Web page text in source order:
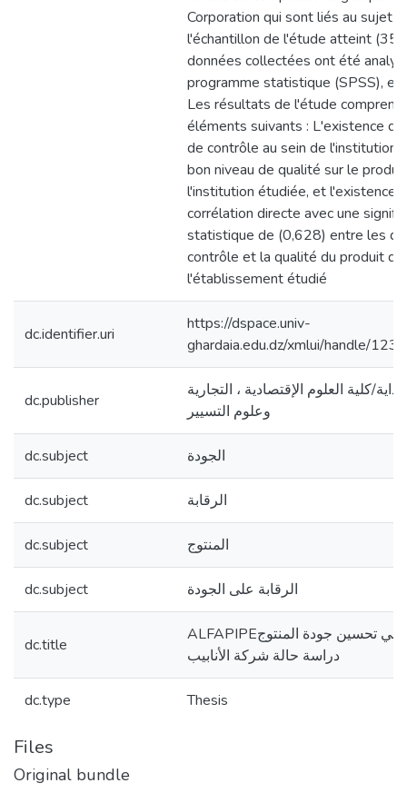
Corporation qui sont liés au sujet
l'échantillon de l'étude atteint (35)
données collectées ont été
programme statistique (SPSS), et
Les résultats de l'étude
éléments suivants : L'existence
de contrôle au sein de l'institution
bon niveau de qualité sur le
l'institution étudiée, et l'existence
corrélation directe avec une
statistique de (0,628) entre les
contrôle et la qualité du produit
l'établissement étudié
dc.identifier.uri
https://dspace.univ-
ghardaia.edu.dz/xmlui/handle/
dc.publisher
كلية العلوم الإقتصادية ، التجارية
وعلوم التسيير
dc.subject الجودة
dc.subject الرقابة
dc.subject المنتوج
dc.subject الرقابة على الجودة
dc.title
ALFAPIPEدور الرقابة في تحسين جودة المنتوج
دراسة حالة شركة الأنابيب
dc.type Thesis
Files
Original bundle